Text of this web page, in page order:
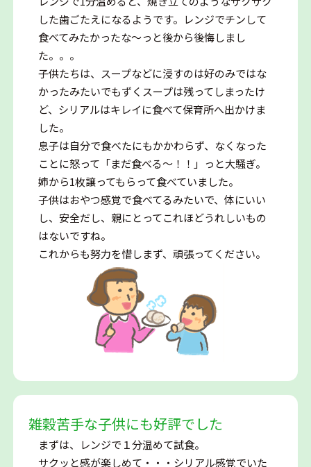
した歯ごたえになるようです。レンジでチンして
食べてみたかったな～っと後から後悔しまし
た。。。
子供たちは、スープなどに浸すのは好のみではな
かったみたいでもずくスープは残ってしまったけ
ど、シリアルはキレイに食べて保育所へ出かけま
した。
息子は自分で食べたにもかかわらず、なくなった
ことに怒って「まだ食べる～！！」っと大騒ぎ。
姉から1枚譲ってもらって食べていました。
子供はおやつ感覚で食べてるみたいで、体にいい
し、安全だし、親にとってこれほどうれしいもの
はないですね。
これからも努力を惜しまず、頑張ってください。
雑穀苦手な子供にも好評でした
まずは、レンジで１分温めて試食。
サクッと感が楽しめて・・・シリアル感覚でいた